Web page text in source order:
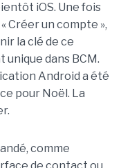
iOS. Une fois
Créer un compte »,
la clé de ce
dans BCM.
Android a été
pour Noël. La
comme